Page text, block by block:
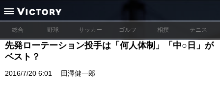
総合 野球 サッカー ゴルフ 相撲 テニス
先発ローテーション投手は「何人体制」「中○日」が
ベスト？
2016/7/20 6:01 田澤健一郎